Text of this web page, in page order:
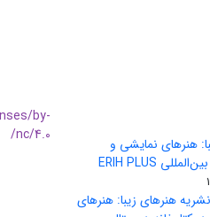
هنرهای نمایشی و
موسیقی» در پایگاه بین‌المللی ERIH PLUS
هنرهای زیبا: هنرهای
by-
nc/4.0/